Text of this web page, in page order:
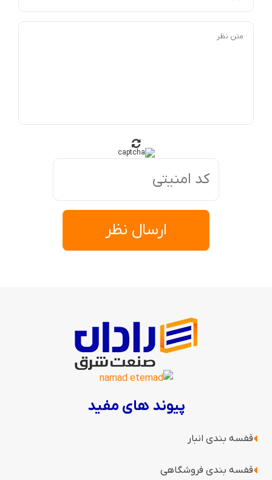
ارسال نظر
پیوند های مفید
قفسه بندی انبار
قفسه بندی فروشگاهی